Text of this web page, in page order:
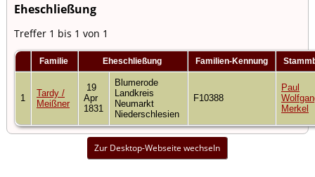
Eheschließung
Treffer 1 bis 1 von 1
Familie Eheschließung Familien-Kennung
1
Tardy /
Meißner
19
Apr
1831
Blumerode
Landkreis
Neumarkt
Niederschlesien
F10388
Paul
Merkel
Zur Desktop-Webseite wechseln